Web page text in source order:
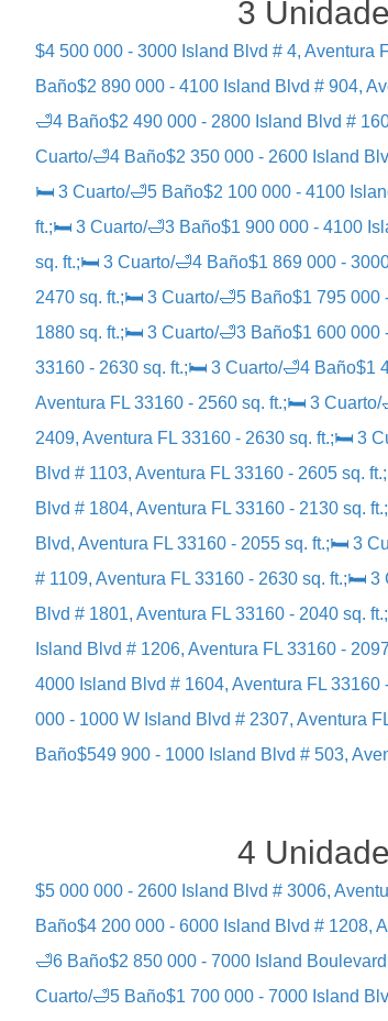
3
$4 500 000 - 3000 Island Blvd # 4,
Baño$2 890 000 - 4100 Island Blvd # 904,
🛁4 Baño$2 490 000 - 2800 Island Blvd #
Cuarto/🛁4 Baño$2 350 000 - 2600 Island
🛏 3 Cuarto/🛁5 Baño$2 100 000 - 4100
ft.;🛏 3 Cuarto/🛁3 Baño$1 900 000 - 4100
sq. ft.;🛏 3 Cuarto/🛁4 Baño$1 869 000 -
2470 sq. ft.;🛏 3 Cuarto/🛁5 Baño$1 795 000
1880 sq. ft.;🛏 3 Cuarto/🛁3 Baño$1 600 000
33160 - 2630 sq. ft.;🛏 3 Cuarto/🛁4 Baño$1
Aventura FL 33160 - 2560 sq. ft.;🛏 3 Cuarto/
2409, Aventura FL 33160 - 2630 sq. ft.;🛏 3
Blvd # 1103, Aventura FL 33160 - 2605 sq.
Blvd # 1804, Aventura FL 33160 - 2130 sq.
Blvd, Aventura FL 33160 - 2055 sq. ft.;🛏 3
# 1109, Aventura FL 33160 - 2630 sq. ft.;🛏 3
Blvd # 1801, Aventura FL 33160 - 2040 sq.
Island Blvd # 1206, Aventura FL 33160 -
4000 Island Blvd # 1604, Aventura FL
000 - 1000 W Island Blvd # 2307, Aventura
Baño$549 900 - 1000 Island Blvd # 503,
4
$5 000 000 - 2600 Island Blvd # 3006,
Baño$4 200 000 - 6000 Island Blvd # 1208,
🛁6 Baño$2 850 000 - 7000 Island
Cuarto/🛁5 Baño$1 700 000 - 7000 Island